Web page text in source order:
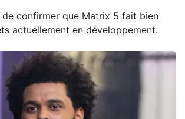
confirmer que Matrix 5 fait bien
actuellement en développement.